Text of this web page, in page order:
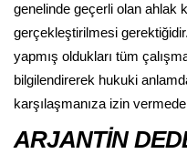
genelinde geçerli olan ahlak
gerçekleştirilmesi
yapmış oldukları tüm
bilgilendirerek hukuki
karşılaşmanıza izin
ARJANTİN